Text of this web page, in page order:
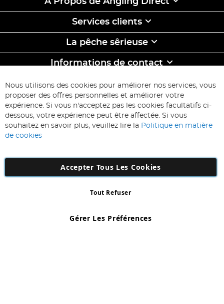
Services clients
La pêche sêrieuse
Informations de contact
ABONNEZ-VOUS & ECONOMISEZ
Inscription
à
d’information
:
Inscription
Number: 863029607
Nous utilisons des cookies pour améliorer nos services, vous
proposer des offres personnelles et améliorer votre
expérience. Si vous n'acceptez pas les cookies facultatifs ci-
dessous, votre expérience peut être affectée. Si vous
souhaitez en savoir plus, veuillez lire la Politique en matière
de cookies
Accepter Tous Les Cookies
Gérer Les Préférences
Tout Refuser